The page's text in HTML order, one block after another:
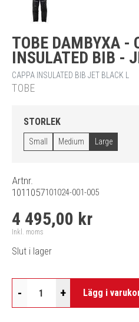
TOBE DAMBYXA -
INSULATED BIB -
CAPPA INSULATED BIB JET BLACK L
TOBE
STORLEK
Small Medium Large
Artnr.
1011057101024-001-005
4 495,00 kr
Inkl. moms
Slut i lager
- + Lägg i